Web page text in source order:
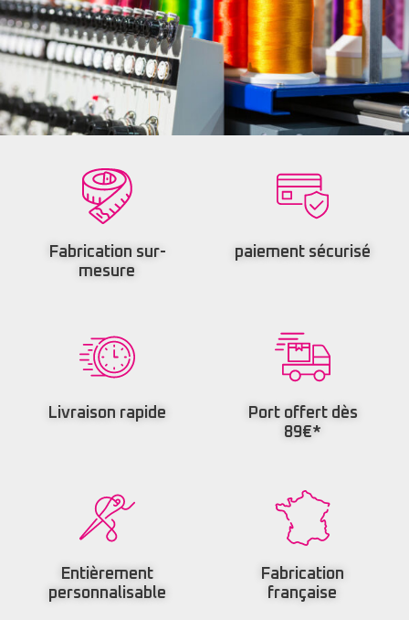
Fabrication sur-
mesure
paiement sécurisé
Livraison rapide
Port offert dès
89€*
Entièrement
personnalisable
Fabrication
française